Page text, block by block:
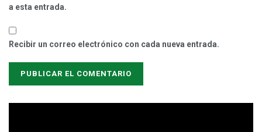
a esta entrada.
Recibir un correo electrónico con cada nueva entrada.